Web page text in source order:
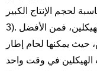
لحجم الإنتاج الكبير
3). إذا كنت ترغب في لحام إطار النافذة ذو الهيكلين، فمن الأفضل
حيث يمكنها لحام إطار
الهيكلين في وقت واحد